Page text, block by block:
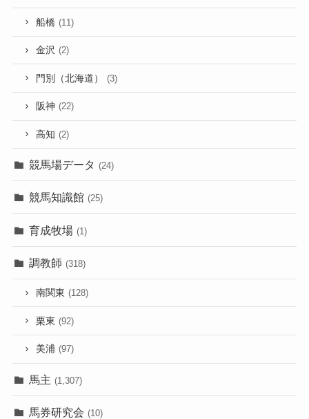
船橋 (11)
金沢 (2)
門別（北海道） (3)
阪神 (22)
高知 (2)
競馬場データ (24)
競馬知識館 (25)
育成牧場 (1)
調教師 (318)
南関東 (128)
栗東 (92)
美浦 (97)
馬主 (1,307)
馬券研究会 (10)